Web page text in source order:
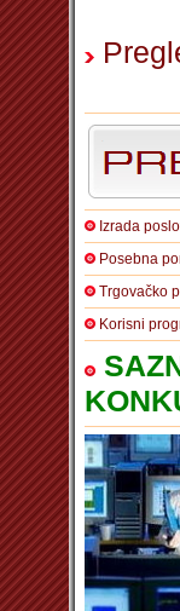
Izrada
Posebna
Trgovačko
Korisni